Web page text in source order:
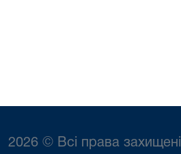
2026 © Всі права захищені